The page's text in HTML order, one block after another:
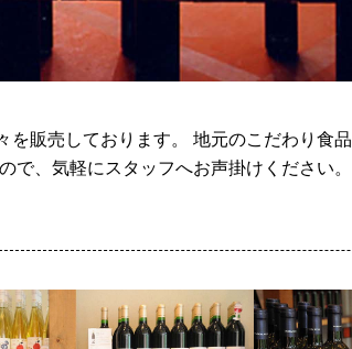
販売しております。 地元のこだわり食
、気軽にスタッフへお声掛けください